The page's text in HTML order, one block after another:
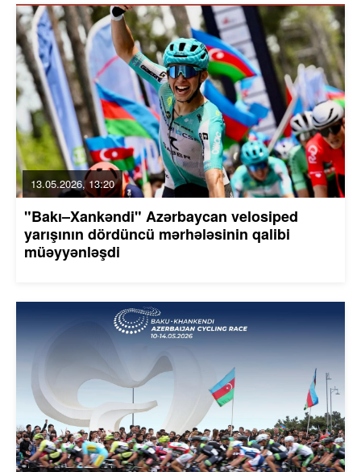
13.05.2026, 13:20
"Bakı–Xankəndi" Azərbaycan velosiped
yarışının dördüncü mərhələsinin qalibi
müəyyənləşdi